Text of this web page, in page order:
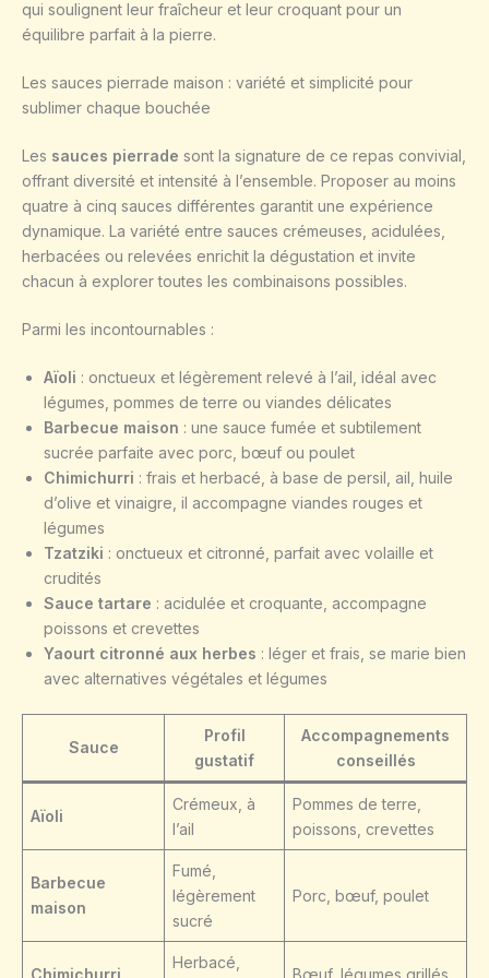
qui soulignent leur fraîcheur et leur croquant pour un
équilibre parfait à la pierre.
Les sauces pierrade maison : variété et simplicité pour
sublimer chaque bouchée
Les sauces pierrade sont la signature de ce repas convivial,
offrant diversité et intensité à l’ensemble. Proposer au moins
quatre à cinq sauces différentes garantit une expérience
dynamique. La variété entre sauces crémeuses, acidulées,
herbacées ou relevées enrichit la dégustation et invite
chacun à explorer toutes les combinaisons possibles.
Parmi les incontournables :
Aïoli : onctueux et légèrement relevé à l’ail, idéal avec
légumes, pommes de terre ou viandes délicates
Barbecue maison : une sauce fumée et subtilement
sucrée parfaite avec porc, bœuf ou poulet
Chimichurri : frais et herbacé, à base de persil, ail, huile
d’olive et vinaigre, il accompagne viandes rouges et
légumes
Tzatziki : onctueux et citronné, parfait avec volaille et
crudités
Sauce tartare : acidulée et croquante, accompagne
poissons et crevettes
Yaourt citronné aux herbes : léger et frais, se marie bien
avec alternatives végétales et légumes
Sauce
Profil
gustatif
Accompagnements
conseillés
Aïoli
Crémeux, à
l’ail
Pommes de terre,
poissons, crevettes
Barbecue
maison
Fumé,
légèrement
sucré
Porc, bœuf, poulet
Chimichurri
Herbacé,
Bœuf, légumes grillés